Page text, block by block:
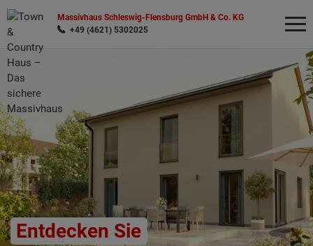
Massivhaus Schleswig-Flensburg GmbH & Co. KG
+49 (4621) 5302025
Entdecken Sie
Wonach möchten Sie suchen?